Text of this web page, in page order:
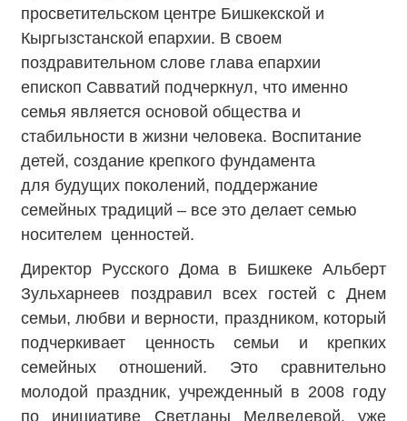
просветительском центре Бишкекской и
Кыргызстанской епархии. В своем
поздравительном слове глава епархии
епископ Савватий подчеркнул, что именно
семья является основой общества и
стабильности в жизни человека. Воспитание
детей, создание крепкого фундамента
для будущих поколений, поддержание
семейных традиций – все это делает семью
носителем ценностей.
Директор Русского Дома в Бишкеке Альберт
Зульхарнеев поздравил всех гостей с Днем
семьи, любви и верности, праздником, который
подчеркивает ценность семьи и крепких
семейных отношений. Это сравнительно
молодой праздник, учрежденный в 2008 году
по инициативе Светланы Медведевой, уже